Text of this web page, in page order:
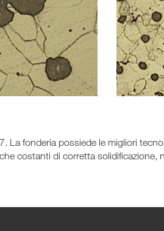
La fonderia possiede le migliori
costanti di corretta solidificazione,